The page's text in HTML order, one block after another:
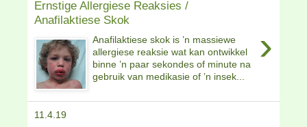
Ernstige Allergiese Reaksies /
Anafilaktiese Skok
›
Anafilaktiese skok is ’n massiewe
allergiese reaksie wat kan ontwikkel
binne ’n paar sekondes of minute na
gebruik van medikasie of ’n insek...
11.4.19